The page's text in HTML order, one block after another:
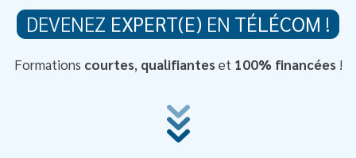
DEVENEZ EXPERT(E) EN TÉLÉCOM !
Formations courtes, qualifiantes et 100% financées !